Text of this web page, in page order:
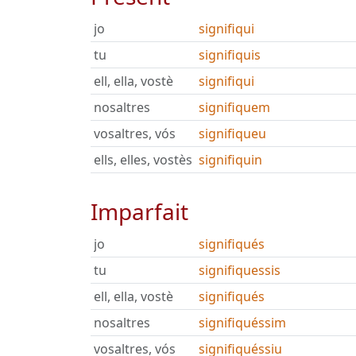
jo
signifiqui
tu
signifiquis
ell, ella, vostè
signifiqui
nosaltres
signifiquem
vosaltres, vós
signifiqueu
ells, elles, vostès signifiquin
Imparfait
jo
signifiqués
tu
signifiquessis
ell, ella, vostè
signifiqués
nosaltres
signifiquéssim
vosaltres, vós
signifiquéssiu